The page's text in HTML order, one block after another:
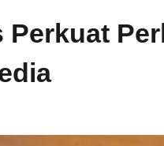
Perkuat